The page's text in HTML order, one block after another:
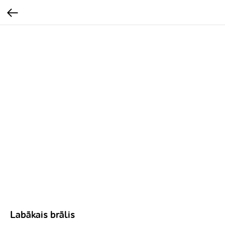
Labākais brālis